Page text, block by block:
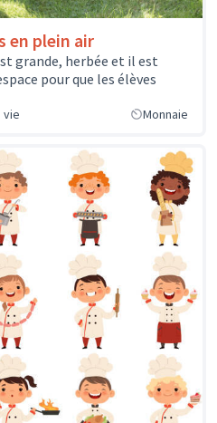
en plein air
grande, herbée et il est
pour que les élèves
vie Monnaie